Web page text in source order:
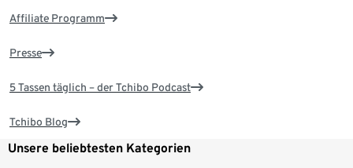
Affiliate Programm
Presse
5 Tassen täglich – der Tchibo Podcast
Tchibo Blog
Unsere beliebtesten Kategorien